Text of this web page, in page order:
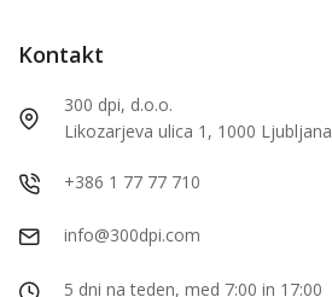
Kontakt
300 dpi, d.o.o.
Likozarjeva ulica 1, 1000 Ljubljana
+386 1 77 77 710
info@300dpi.com
5 dni na teden, med 7:00 in 17:00